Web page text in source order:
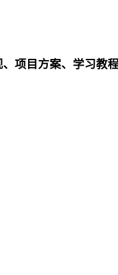
项目方案、学习教